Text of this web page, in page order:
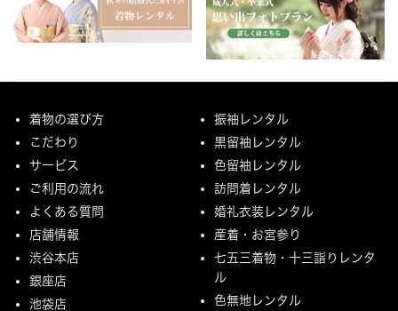
着物の選び方
こだわり
サービス
ご利用の流れ
よくある質問
店舗情報
渋谷本店
銀座店
池袋店
振袖レンタル
黒留袖レンタル
色留袖レンタル
訪問着レンタル
婚礼衣装レンタル
産着・お宮参り
七五三着物・十三詣りレンタ
ル
色無地レンタル